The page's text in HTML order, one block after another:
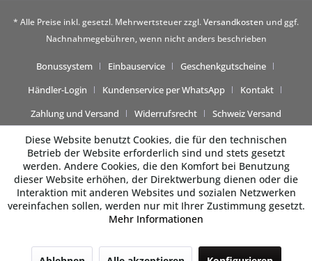
Beratung gewünscht? 💬
* Alle Preise inkl. gesetzl. Mehrwertsteuer zzgl.Versandkosten und ggf.
Nachnahmegebühren, wenn nicht anders beschrieben
Bonussystem Einbauservice
Geschenkgutscheine
Händler-Login
Kundenservice per WhatsApp
Kontakt
Zahlung und Versand
Widerrufsrecht Schweiz Versand
Diese Website benutzt Cookies, die für den technischen
Betrieb der Website erforderlich sind und stets gesetzt
werden. Andere Cookies, die den Komfort bei Benutzung
dieser Website erhöhen, der Direktwerbung dienen oder die
Interaktion mit anderen Websites und sozialen Netzwerken
vereinfachen sollen, werden nur mit Ihrer Zustimmung gesetzt.
Mehr Informationen